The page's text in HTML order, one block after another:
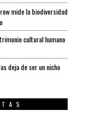
mide la biodiversidad
cultural humano
deja de ser un nicho